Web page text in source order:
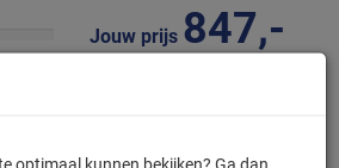
Jouw prijs 847,-
optimaal kunnen bekijken? Ga dan